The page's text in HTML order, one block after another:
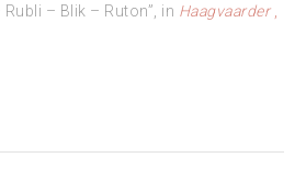
– Blik – Ruton”, in Haagvaarder,